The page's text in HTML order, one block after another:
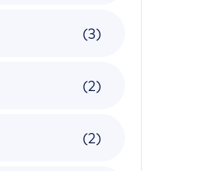
(3)
(2)
(2)